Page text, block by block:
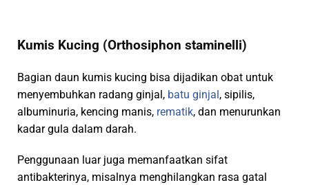
Kumis Kucing (Orthosiphon staminelli)
Bagian daun kumis kucing bisa dijadikan obat untuk
menyembuhkan radang ginjal, batu ginjal , sipilis,
albuminuria, kencing manis, rematik, dan menurunkan
kadar gula dalam darah.
Penggunaan luar juga memanfaatkan sifat
antibakterinya, misalnya menghilangkan rasa gatal